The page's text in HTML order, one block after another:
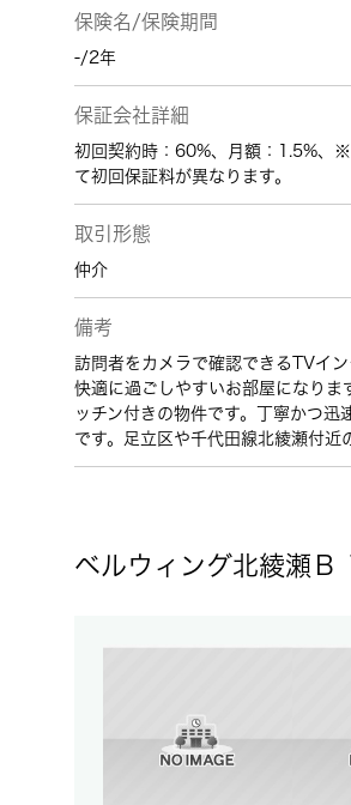
保険名/保険期間
-/2年
保証会社詳細
初回契約時：60%、月額：1.5%、
て初回保証料が異なります。
取引形態
仲介
備考
訪問者をカメラで確認できるTVイ
快適に過ごしやすいお部屋になりま
ッチン付きの物件です。丁寧かつ
です。足立区や千代田線北綾瀬付近
ベルウィング北綾瀬